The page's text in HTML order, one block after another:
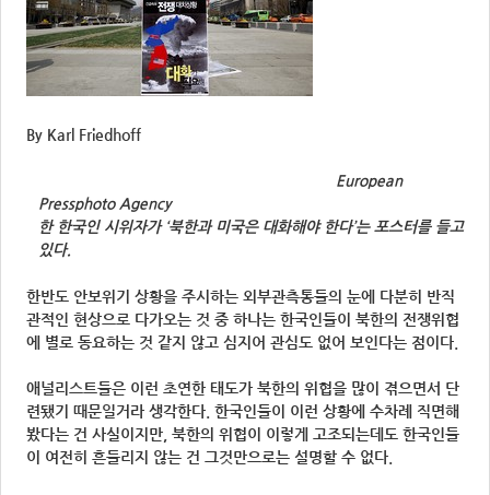
By Karl Friedhoff
European
Pressphoto Agency
한 한국인 시위자가 ‘북한과 미국은 대화해야 한다’는 포스터를 들고
있다.
한반도 안보위기 상황을 주시하는 외부관측통들의 눈에 다분히 반직
관적인 현상으로 다가오는 것 중 하나는 한국인들이 북한의 전쟁위협
에 별로 동요하는 것 같지 않고 심지어 관심도 없어 보인다는 점이다.
애널리스트들은 이런 초연한 태도가 북한의 위협을 많이 겪으면서 단
련됐기 때문일거라 생각한다. 한국인들이 이런 상황에 수차례 직면해
봤다는 건 사실이지만, 북한의 위협이 이렇게 고조되는데도 한국인들
이 여전히 흔들리지 않는 건 그것만으로는 설명할 수 없다.